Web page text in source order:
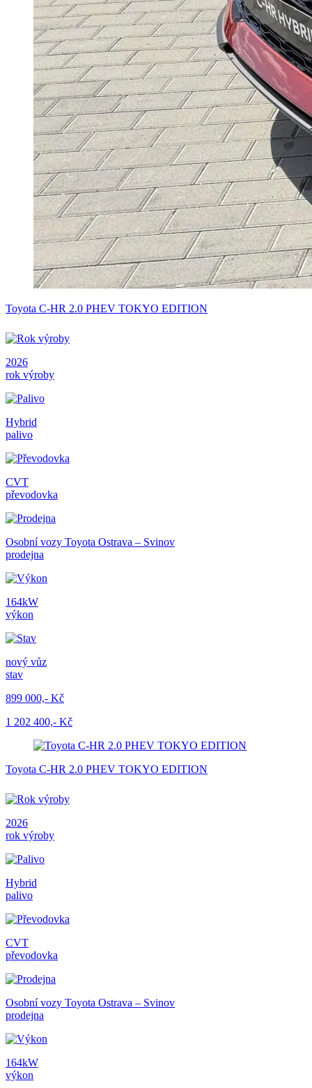
Toyota C-HR 2.0 PHEV TOKYO EDITION
2026
rok výroby
Hybrid
palivo
CVT
převodovka
Osobní vozy Toyota Ostrava – Svinov
prodejna
164kW
výkon
nový vůz
stav
899 000,- Kč
1 202 400,- Kč
Toyota C-HR 2.0 PHEV TOKYO EDITION
2026
rok výroby
Hybrid
palivo
CVT
převodovka
Osobní vozy Toyota Ostrava – Svinov
prodejna
164kW
výkon